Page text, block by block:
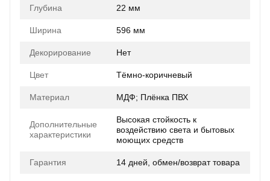
Глубина 22 мм
Ширина 596 мм
Декорирование Нет
Цвет Тёмно-коричневый
Материал МДФ; Плёнка ПВХ
Дополнительные
характеристики
Высокая стойкость к
воздействию света и бытовых
моющих средств
Гарантия 14 дней, обмен/возврат товара